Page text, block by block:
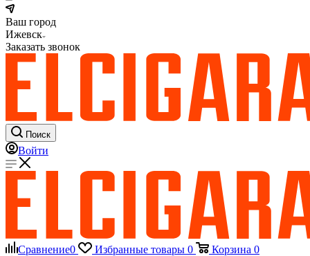
Ваш город
Ижевск
Заказать звонок
Поиск
Войти
Сравнение0 Избранные товары 0 Корзина 0